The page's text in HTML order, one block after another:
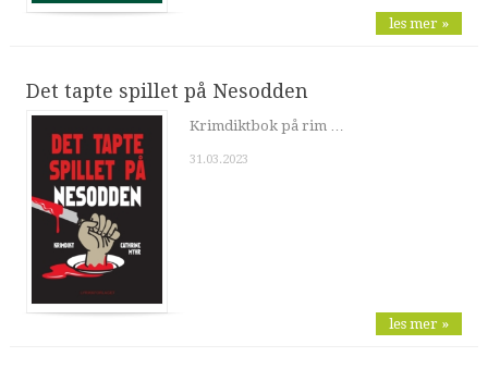
les mer »
Det tapte spillet på Nesodden
Krimdiktbok på rim …
31.03.2023
les mer »